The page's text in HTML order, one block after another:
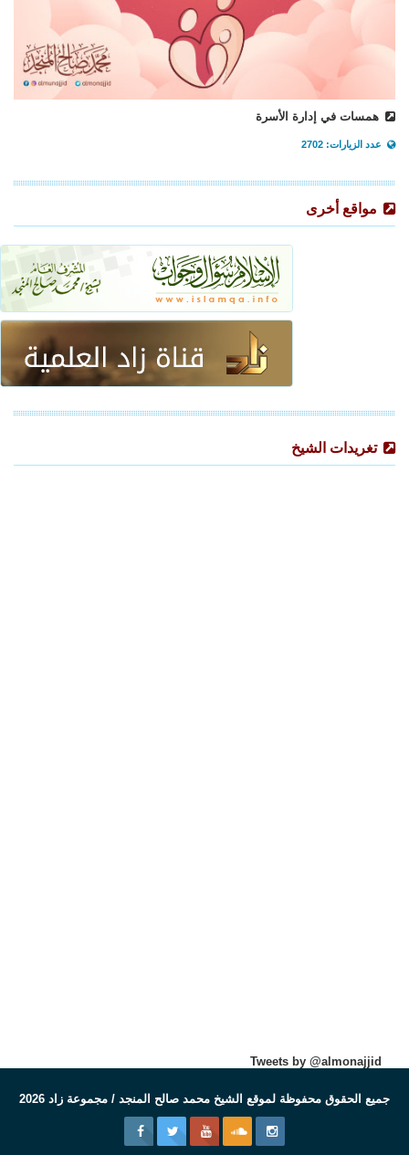
همسات في إدارة الأسرة
عدد الزيارات: 2702
مواقع أخرى
تغريدات الشيخ
Tweets by @almonajjid
جميع الحقوق محفوظة لموقع الشيخ محمد صالح المنجد / مجموعة زاد 2026